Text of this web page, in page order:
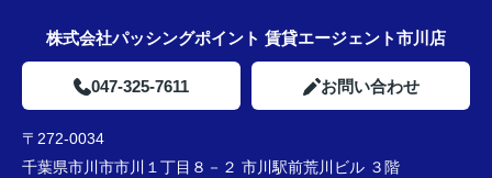
株式会社パッシングポイント 賃貸エージェント市川店
047-325-7611 お問い合わせ
〒272-0034
千葉県市川市市川１丁目８－２ 市川駅前荒川ビル ３階